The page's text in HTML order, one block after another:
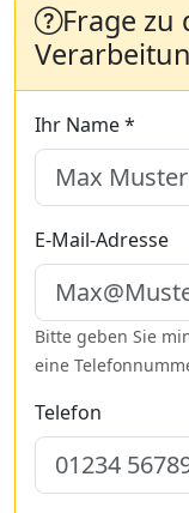
Frage zu
Ihr Name *
E-Mail-Adresse
Bitte geben Sie
eine
Telefon